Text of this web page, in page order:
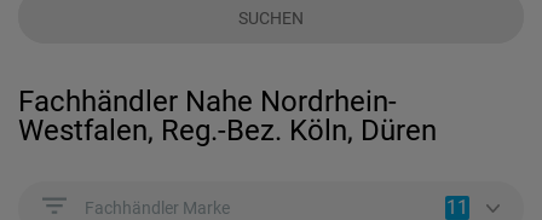
SUCHEN
Fachhändler Nahe Nordrhein-
Westfalen, Reg.-Bez. Köln, Düren
Fachhändler Marke 11